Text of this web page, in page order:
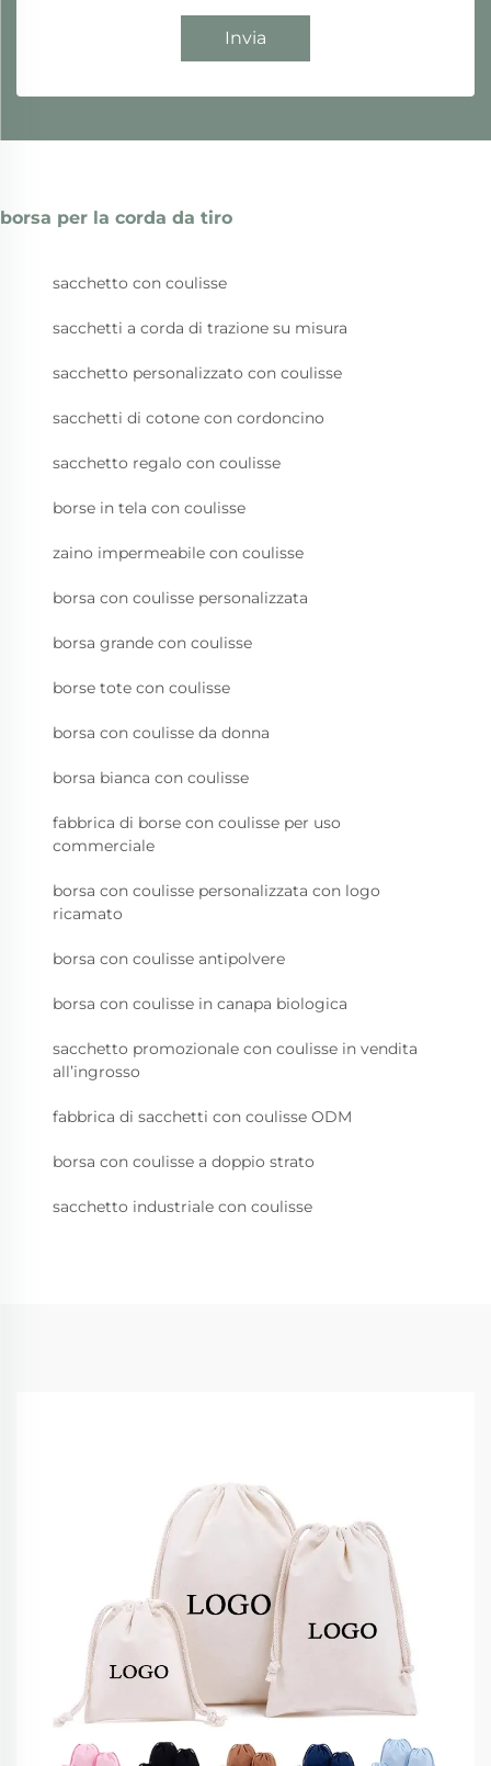
Invia
borsa per la corda da tiro
sacchetto con coulisse
sacchetti a corda di trazione su misura
sacchetto personalizzato con coulisse
sacchetti di cotone con cordoncino
sacchetto regalo con coulisse
borse in tela con coulisse
zaino impermeabile con coulisse
borsa con coulisse personalizzata
borsa grande con coulisse
borse tote con coulisse
borsa con coulisse da donna
borsa bianca con coulisse
fabbrica di borse con coulisse per uso
commerciale
borsa con coulisse personalizzata con logo
ricamato
borsa con coulisse antipolvere
borsa con coulisse in canapa biologica
sacchetto promozionale con coulisse in vendita
all’ingrosso
fabbrica di sacchetti con coulisse ODM
borsa con coulisse a doppio strato
sacchetto industriale con coulisse